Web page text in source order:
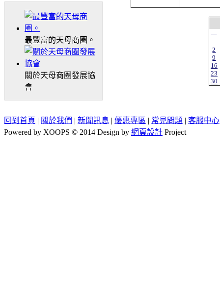
最豐富的天母商圈。
關於天母商圈發展協
會
一
2
9
16
23
30
回到首頁 | 關於我們 | 新聞訊息 | 優惠專區 | 常見問題 | 客服中心
Powered by XOOPS © 2014 Design by 網頁設計 Project